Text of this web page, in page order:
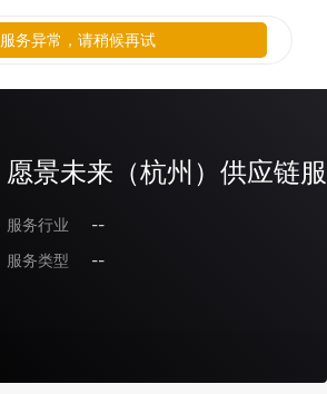
愿景未来（杭州）供应链
服务行业
--
服务类型
--
服务异常，请稍候再试